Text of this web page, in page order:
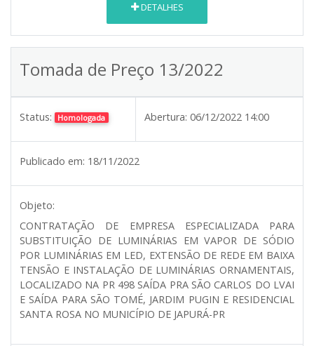
DETALHES
Tomada de Preço 13/2022
Status: Homologada Abertura: 06/12/2022 14:00
Publicado em: 18/11/2022
Objeto:
CONTRATAÇÃO DE EMPRESA ESPECIALIZADA PARA
SUBSTITUIÇÃO DE LUMINÁRIAS EM VAPOR DE SÓDIO
POR LUMINÁRIAS EM LED, EXTENSÃO DE REDE EM BAIXA
TENSÃO E INSTALAÇÃO DE LUMINÁRIAS ORNAMENTAIS,
LOCALIZADO NA PR 498 SAÍDA PRA SÃO CARLOS DO LVAI
E SAÍDA PARA SÃO TOMÉ, JARDIM PUGIN E RESIDENCIAL
SANTA ROSA NO MUNICÍPIO DE JAPURÁ-PR